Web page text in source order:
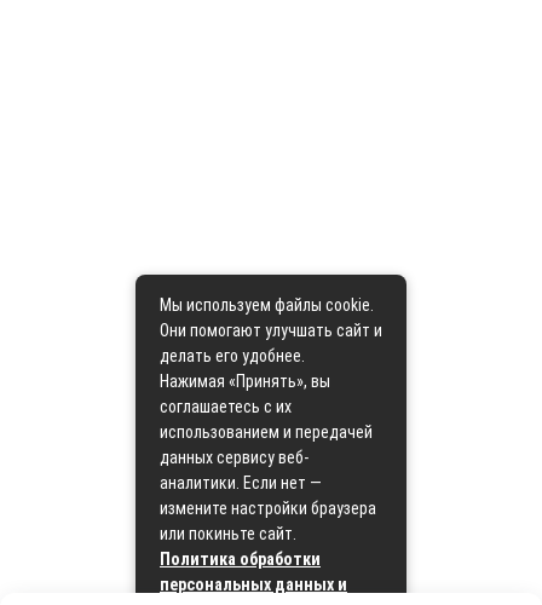
Мы используем файлы cookie.
Они помогают улучшать сайт и
делать его удобнее.
Нажимая «Принять», вы
соглашаетесь с их
использованием и передачей
данных сервису веб-
аналитики. Если нет —
измените настройки браузера
или покиньте сайт.
Политика обработки
персональных данных и